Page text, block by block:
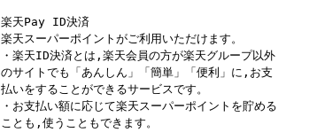
楽天Pay ID決済
楽天スーパーポイントがご利用いただけます。
・楽天ID決済とは,楽天会員の方が楽天グループ以外
のサイトでも「あんしん」「簡単」「便利」に,お支
払いをすることができるサービスです。
・お支払い額に応じて楽天スーパーポイントを貯める
ことも,使うこともできます。